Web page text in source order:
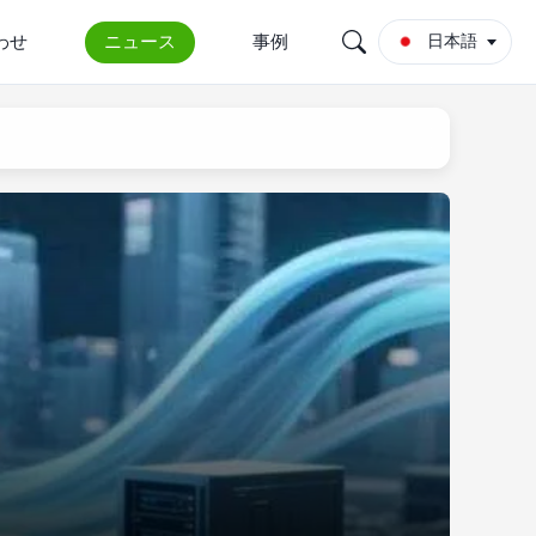
せ ニュース 事例 日本語